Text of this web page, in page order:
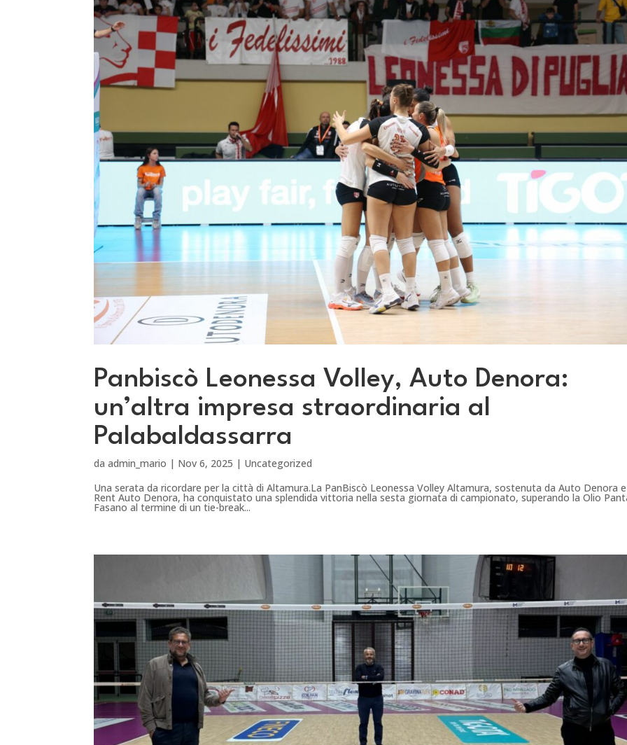
Panbiscò Leonessa Volley, Auto Denora:
un’altra impresa straordinaria al
Palabaldassarra
daadmin_mario | Nov 6, 2025 | Uncategorized
Una serata da ricordare per la città di Altamura.La PanBiscò Leonessa Volley Altamura, sostenuta da Auto Denora e
Rent Auto Denora, ha conquistato una splendida vittoria nella sesta giornata di campionato, superando la Olio
Fasano al termine di un tie-break...